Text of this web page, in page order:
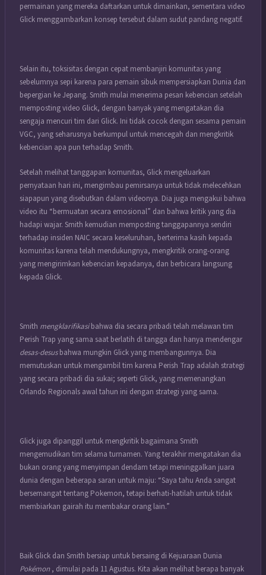
permainan yang mereka daftarkan untuk dimainkan, sementara video
Glick menggambarkan konsep tersebut dalam sudut pandang negatif.
Selain itu, toksisitas dengan cepat membanjiri komunitas yang
sebelumnya sepi karena para pemain sibuk mempersiapkan Dunia dan
bepergian ke Jepang. Smith mulai menerima pesan kebencian setelah
memposting video Glick, dengan banyak yang mengatakan dia
sengaja mencuri tim dari Glick. Ini tidak cocok dengan sesama pemain
VGC, yang seharusnya berkumpul untuk mencegah dan mengkritik
kebencian apa pun terhadap Smith.
Setelah melihat tanggapan komunitas, Glick mengeluarkan
pernyataan hari ini, mengimbau pemirsanya untuk tidak melecehkan
siapapun yang disebutkan dalam videonya. Dia juga mengakui bahwa
video itu “bermuatan secara emosional” dan bahwa kritik yang dia
hadapi wajar. Smith kemudian memposting tanggapannya sendiri
terhadap insiden NAIC secara keseluruhan, berterima kasih kepada
komunitas karena telah mendukungnya, mengkritik orang-orang
yang mengirimkan kebencian kepadanya, dan berbicara langsung
kepada Glick.
Smith mengklarifikasibahwa dia secara pribadi telah melawan tim
Perish Trap yang sama saat berlatih di tangga dan hanya mendengar
desas-desusbahwa mungkin Glick yang membangunnya. Dia
memutuskan untuk mengambil tim karena Perish Trap adalah strategi
yang secara pribadi dia sukai; seperti Glick, yang memenangkan
Orlando Regionals awal tahun ini dengan strategi yang sama.
Glick juga dipanggil untuk mengkritik bagaimana Smith
mengemudikan tim selama turnamen. Yang terakhir mengatakan dia
bukan orang yang menyimpan dendam tetapi meninggalkan juara
dunia dengan beberapa saran untuk maju: “Saya tahu Anda sangat
bersemangat tentang Pokemon, tetapi berhati-hatilah untuk tidak
membiarkan gairah itu membakar orang lain.”
Baik Glick dan Smith bersiap untuk bersaing di Kejuaraan Dunia
Pokémon , dimulai pada 11 Agustus. Kita akan melihat berapa banyak